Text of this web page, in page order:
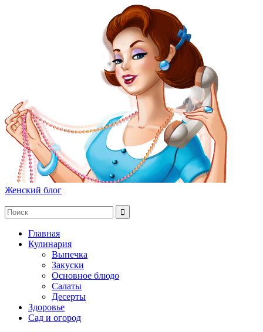
Женский блог
Главная
Кулинария
Выпечка
Закуски
Основное блюдо
Салаты
Десерты
Здоровье
Сад и огород